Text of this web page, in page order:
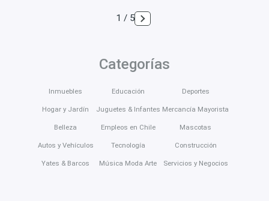
1 / 5
Categorías
Inmuebles
Hogar y Jardín
Belleza
Autos y Vehículos
Yates & Barcos
Educación
Juguetes & Infantes
Empleos en Chile
Tecnología
Música Moda Arte
Deportes
Mercancía Mayorista
Mascotas
Construcción
Servicios y Negocios